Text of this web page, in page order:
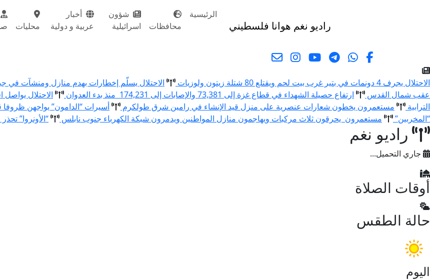
راديو نغم هوانا فلسطيني
الرئيسية
محافظات
شؤون
اسرائيلية
أخبار
عربية و دولية
محليات
الاحتلال يجرف 4 دونمات في بتير غرب بيت لحم ويقتلع 80 شتلة زيتون ولوزيات الاحتلال يسلّم إخطارات بهدم منازل ومنشآت في
عقب شمال القدس
ارتفاع حصيلة الشهداء في قطاع غزة إلى 73,381 والإصابات إلى 174,231 منذ بدء العدوان
الاحتلال
الترابية
مستعمرون يخطون شعارات عنصرية على منزل قيد الإنشاء في رامين شرق طولكرم أسيرات “الدامون” يواجهن ظروفا
“المخربين”
مستعمرون يحرقون ثلاث مركبات ويهاجمون منازل المواطنين ويدمرون شبكة الكهرباء جنوب نابلس “الأونروا”
راديو نغم
جاري التحميل...
أوقات الصلاة
حالة الطقس
اليوم